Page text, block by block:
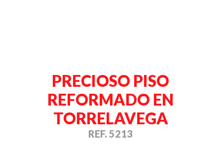
PRECIOSO PISO
REFORMADO EN
TORRELAVEGA
REF. 5213